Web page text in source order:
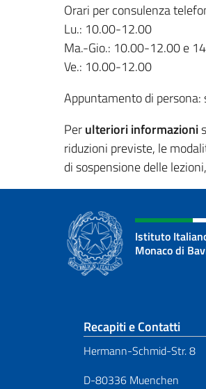
Orari per consulenza
Lu.: 10.00-12.00
Ma.-Gio.: 10.00-12.00 e
Ve.: 10.00-12.00
Appuntamento di
Perulteriori informazioni
riduzioni previste, le
di sospensione delle
Istituto
Monaco di
Sezione
Recapiti e Contatti
Hermann-Schmid-Str. 8
D-80336 Muenchen